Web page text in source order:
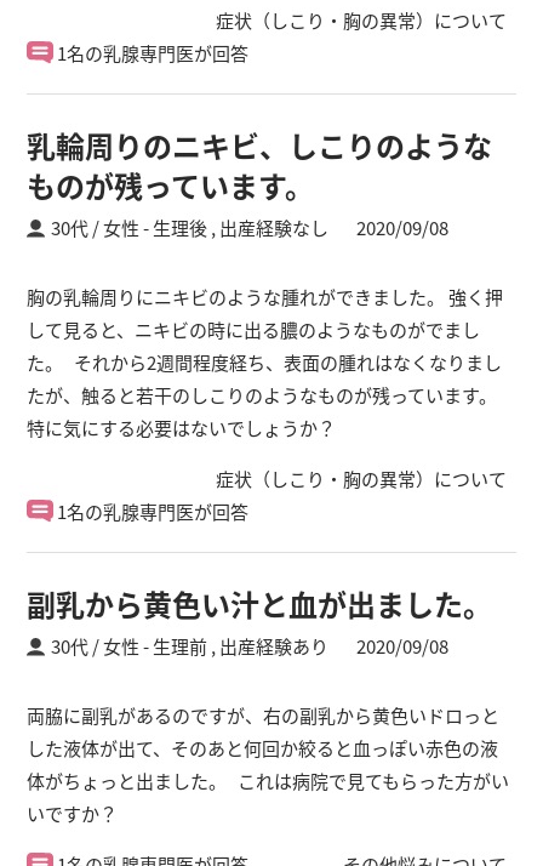
症状（しこり・胸の異常）について
1名の乳腺専門医が回答
乳輪周りのニキビ、しこりのような
ものが残っています。
30代 / 女性 生理後 , 出産経験なし 2020/09/08
胸の乳輪周りにニキビのような腫れができました。 強く押
して見ると、ニキビの時に出る膿のようなものがでまし
た。 それから2週間程度経ち、表面の腫れはなくなりまし
たが、触ると若干のしこりのようなものが残っています。
特に気にする必要はないでしょうか？
症状（しこり・胸の異常）について
1名の乳腺専門医が回答
副乳から黄色い汁と血が出ました。
30代 / 女性 生理前 , 出産経験あり 2020/09/08
両脇に副乳があるのですが、右の副乳から黄色いドロっと
した液体が出て、そのあと何回か絞ると血っぽい赤色の液
体がちょっと出ました。 これは病院で見てもらった方がい
いですか？